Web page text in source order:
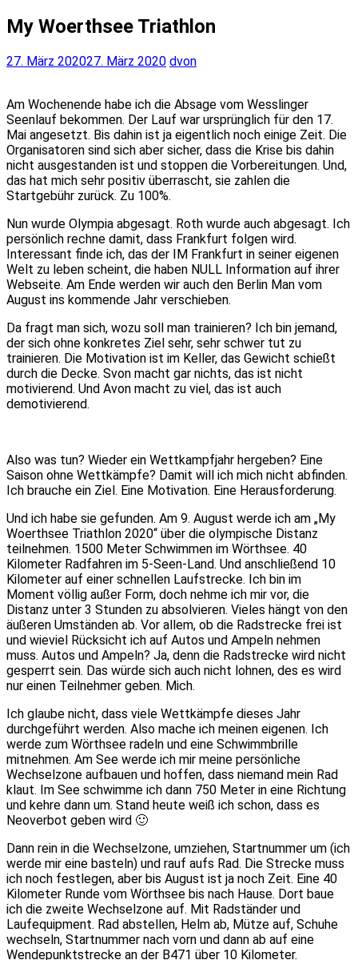
My Woerthsee Triathlon
27. März 202027. März 2020 dvon
Am Wochenende habe ich die Absage vom Wesslinger
Seenlauf bekommen. Der Lauf war ursprünglich für den 17.
Mai angesetzt. Bis dahin ist ja eigentlich noch einige Zeit. Die
Organisatoren sind sich aber sicher, dass die Krise bis dahin
nicht ausgestanden ist und stoppen die Vorbereitungen. Und,
das hat mich sehr positiv überrascht, sie zahlen die
Startgebühr zurück. Zu 100%.
Nun wurde Olympia abgesagt. Roth wurde auch abgesagt. Ich
persönlich rechne damit, dass Frankfurt folgen wird.
Interessant finde ich, das der IM Frankfurt in seiner eigenen
Welt zu leben scheint, die haben NULL Information auf ihrer
Webseite. Am Ende werden wir auch den Berlin Man vom
August ins kommende Jahr verschieben.
Da fragt man sich, wozu soll man trainieren? Ich bin jemand,
der sich ohne konkretes Ziel sehr, sehr schwer tut zu
trainieren. Die Motivation ist im Keller, das Gewicht schießt
durch die Decke. Svon macht gar nichts, das ist nicht
motivierend. Und Avon macht zu viel, das ist auch
demotivierend.
Also was tun? Wieder ein Wettkampfjahr hergeben? Eine
Saison ohne Wettkämpfe? Damit will ich mich nicht abfinden.
Ich brauche ein Ziel. Eine Motivation. Eine Herausforderung.
Und ich habe sie gefunden. Am 9. August werde ich am „My
Woerthsee Triathlon 2020“ über die olympische Distanz
teilnehmen. 1500 Meter Schwimmen im Wörthsee. 40
Kilometer Radfahren im 5-Seen-Land. Und anschließend 10
Kilometer auf einer schnellen Laufstrecke. Ich bin im
Moment völlig außer Form, doch nehme ich mir vor, die
Distanz unter 3 Stunden zu absolvieren. Vieles hängt von den
äußeren Umständen ab. Vor allem, ob die Radstrecke frei ist
und wieviel Rücksicht ich auf Autos und Ampeln nehmen
muss. Autos und Ampeln? Ja, denn die Radstrecke wird nicht
gesperrt sein. Das würde sich auch nicht lohnen, des es wird
nur einen Teilnehmer geben. Mich.
Ich glaube nicht, dass viele Wettkämpfe dieses Jahr
durchgeführt werden. Also mache ich meinen eigenen. Ich
werde zum Wörthsee radeln und eine Schwimmbrille
mitnehmen. Am See werde ich mir meine persönliche
Wechselzone aufbauen und hoffen, dass niemand mein Rad
klaut. Im See schwimme ich dann 750 Meter in eine Richtung
und kehre dann um. Stand heute weiß ich schon, dass es
Neoverbot geben wird 🙂
Dann rein in die Wechselzone, umziehen, Startnummer um (ich
werde mir eine basteln) und rauf aufs Rad. Die Strecke muss
ich noch festlegen, aber bis August ist ja noch Zeit. Eine 40
Kilometer Runde vom Wörthsee bis nach Hause. Dort baue
ich die zweite Wechselzone auf. Mit Radständer und
Laufequipment. Rad abstellen, Helm ab, Mütze auf, Schuhe
wechseln, Startnummer nach vorn und dann ab auf eine
Wendepunktstrecke an der B471 über 10 Kilometer.